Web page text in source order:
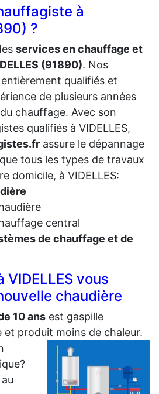
à
?
services en chauffage et
(91890). Nos
qualifiés et
de plusieurs années
chauffage. Avec son
qualifiés à VIDELLES,
assure le dépannage
tous les types de travaux
domicile, à VIDELLES:
central
de chauffage et de
vous
chaudière
10 ans est gaspille
et produit moins de chaleur.